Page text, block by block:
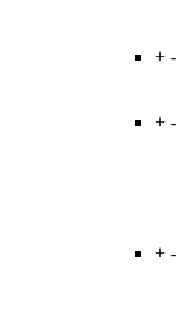
+ -
+ -
+ -